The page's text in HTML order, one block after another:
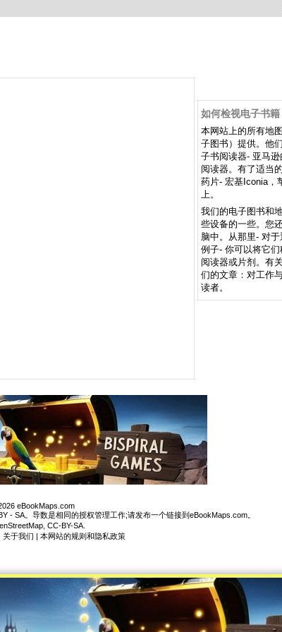
如何检视电子书籍
本网站上的所有地
子图书）提供。他
子书阅读器- 亚马
阅读器。有了适当
药片- 宏基Iconia，
上。
我们的电子图书和
些设备的一些。您
脑中。从那里- 对
例子- 你可以将它
阅读器或片剂。有
们的文章：对工作
读者。
eBookMaps.com
- SA。导数是相同的授权管理工作;请发布一个链接到eBookMaps.com。
, CC-BY-SA.
关于我们 | 本网站的规则和隐私政策